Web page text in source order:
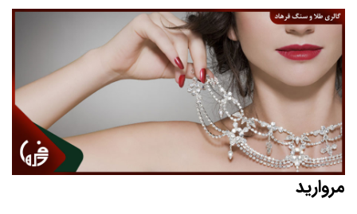
مروارید